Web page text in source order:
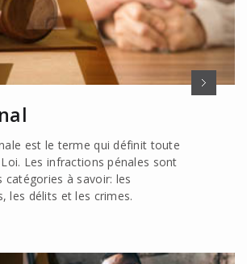
est le terme qui définit toute
Les infractions pénales sont
catégories à savoir: les
les délits et les crimes.